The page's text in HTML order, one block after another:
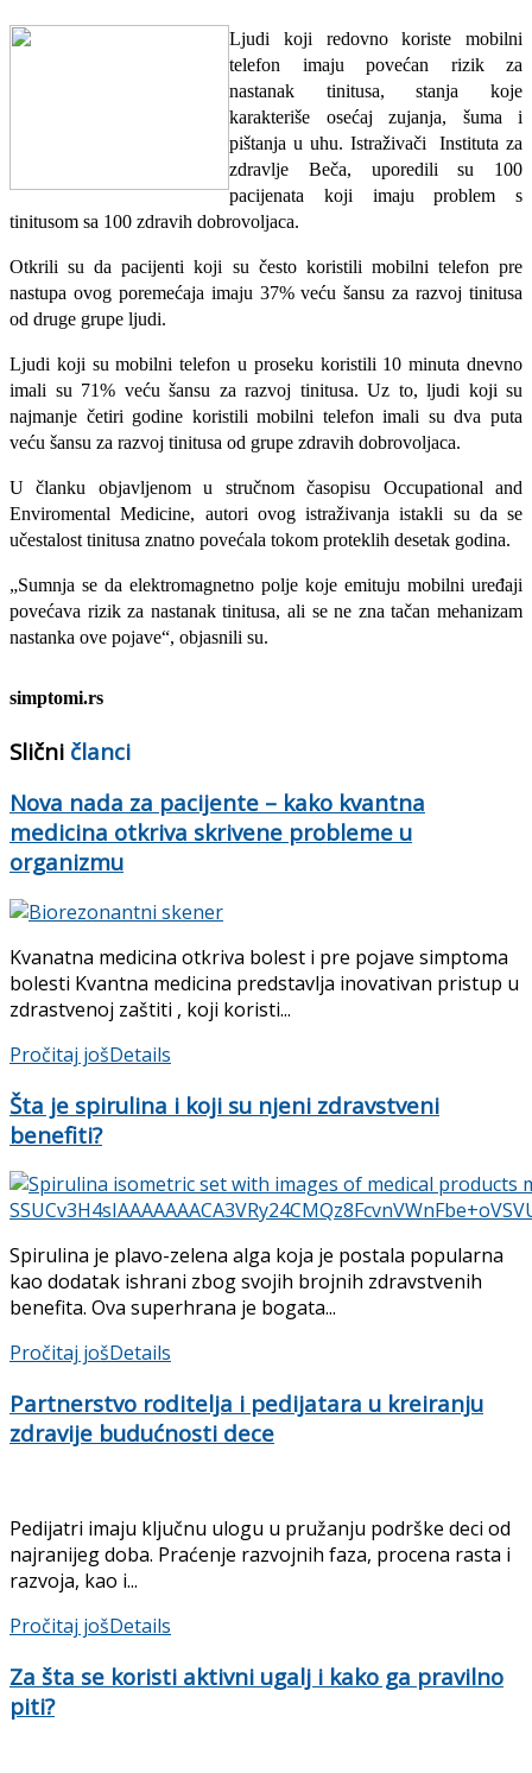
Ljudi koji redovno koriste mobilni
telefon imaju povećan rizik za
nastanak tinitusa, stanja koje
karakteriše osećaj zujanja, šuma i
pištanja u uhu. Istraživači Instituta za
zdravlje Beča, uporedili su 100
pacijenata koji imaju problem s
tinitusom sa 100 zdravih dobrovoljaca.
Otkrili su da pacijenti koji su često koristili mobilni telefon pre
nastupa ovog poremećaja imaju 37% veću šansu za razvoj tinitusa
od druge grupe ljudi.
Ljudi koji su mobilni telefon u proseku koristili 10 minuta dnevno
imali su 71% veću šansu za razvoj tinitusa. Uz to, ljudi koji su
najmanje četiri godine koristili mobilni telefon imali su dva puta
veću šansu za razvoj tinitusa od grupe zdravih dobrovoljaca.
U članku objavljenom u stručnom časopisu Occupational and
Enviromental Medicine, autori ovog istraživanja istakli su da se
učestalost tinitusa znatno povećala tokom proteklih desetak godina.
„Sumnja se da elektromagnetno polje koje emituju mobilni uređaji
povećava rizik za nastanak tinitusa, ali se ne zna tačan mehanizam
nastanka ove pojave“, objasnili su.
simptomi.rs
Slični članci
Nova nada za pacijente – kako kvantna
medicina otkriva skrivene probleme u
organizmu
Kvanatna medicina otkriva bolest i pre pojave simptoma
bolesti Kvantna medicina predstavlja inovativan pristup u
zdrastvenoj zaštiti , koji koristi...
Pročitaj jošDetails
Šta je spirulina i koji su njeni zdravstveni
benefiti?
Spirulina je plavo-zelena alga koja je postala popularna
kao dodatak ishrani zbog svojih brojnih zdravstvenih
benefita. Ova superhrana je bogata...
Pročitaj jošDetails
Partnerstvo roditelja i pedijatara u kreiranju
zdravije budućnosti dece
Pedijatri imaju ključnu ulogu u pružanju podrške deci od
najranijeg doba. Praćenje razvojnih faza, procena rasta i
razvoja, kao i...
Pročitaj jošDetails
Za šta se koristi aktivni ugalj i kako ga pravilno
piti?